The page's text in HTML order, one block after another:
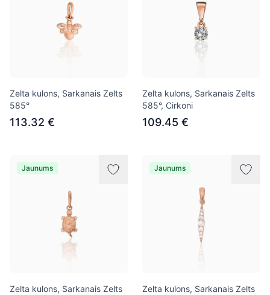
Zelta kulons, Sarkanais Zelts
585°
113.32 €
Zelta kulons, Sarkanais Zelts
585°, Cirkoni
109.45 €
Jaunums
Zelta kulons, Sarkanais Zelts
Jaunums
Zelta kulons, Sarkanais Zelts